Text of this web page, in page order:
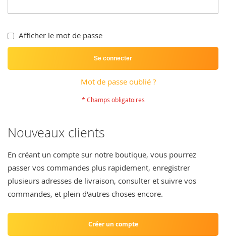
Afficher le mot de passe
Se connecter
Mot de passe oublié ?
Nouveaux clients
En créant un compte sur notre boutique, vous pourrez
passer vos commandes plus rapidement, enregistrer
plusieurs adresses de livraison, consulter et suivre vos
commandes, et plein d'autres choses encore.
Créer un compte